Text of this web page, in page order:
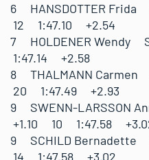
6 HANSDOTTER
12 1:47.10 +2.54
7 HOLDENER
1:47.14 +2.58
8 THALMANN
20 1:47.49 +2.93
9 SWENN-LARSSON
+1.10 10 1:47.58
9 SCHILD
14 1:47.58 +3.02